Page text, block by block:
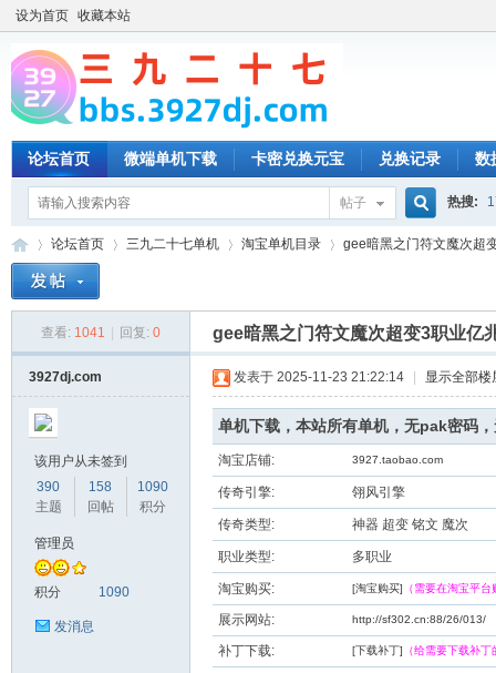
设为首页 收藏本站
论坛首页 微端单机下载 卡密兑换元宝 兑换记录 数
帖子
搜
索
热搜:
论坛首页
›
三九二十七单机
›
淘宝单机目录
›
gee暗黑之门符文魔次超
查看: 1041 回复: 0 gee暗黑之门符文魔次超变3职业亿
3927dj.com
该用户从未签到
390
主题
158
回帖
1090
积分
管理员
积分 1090
发消息
发表于 2025-11-23 21:22:14 显示全部楼
单机下载，本站所有单机，无pak密码
淘宝店铺: 3927.taobao.com
传奇引擎: 翎风引擎
传奇类型: 神器 超变 铭文 魔次
职业类型: 多职业
淘宝购买: [淘宝购买] （需要在淘宝平
展示网站: http://sf302.cn:88/26/013/
补丁下载: [下载补丁] （给需要下载补